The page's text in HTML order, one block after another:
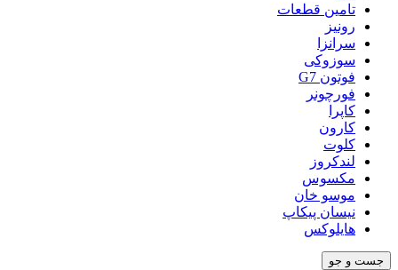
تامین قطعات
رونیز
سرانزا
سوزوکی
فوتون G7
فورچونر
کاپرا
کارون
کلوت
لندکروز
مکسوس
موسو خان
نیسان پیکاپ
هایلوکس
جست و جو